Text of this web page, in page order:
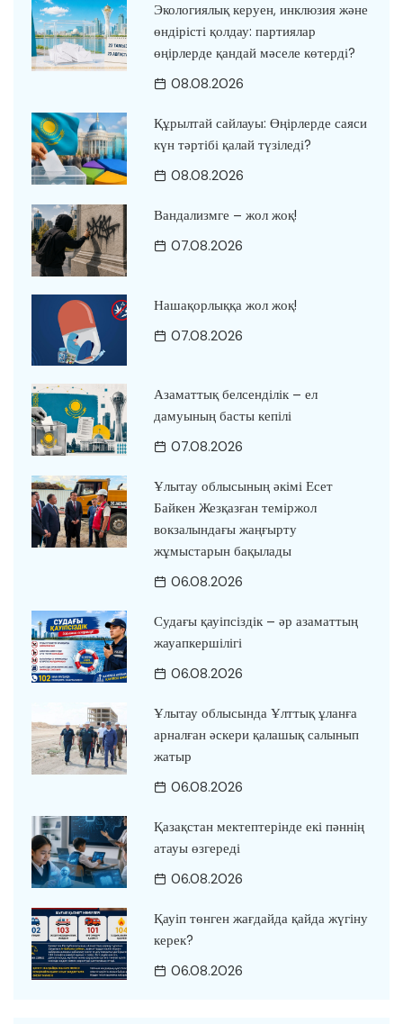
Экологиялық керуен, инклюзия және
өндірісті қолдау: партиялар
өңірлерде қандай мәселе көтерді?
08.08.2026
Құрылтай сайлауы: Өңірлерде саяси
күн тәртібі қалай түзіледі?
08.08.2026
Вандализмге – жол жоқ!
07.08.2026
Нашақорлыққа жол жоқ!
07.08.2026
Азаматтық белсенділік – ел
дамуының басты кепілі
07.08.2026
Ұлытау облысының әкімі Есет
Байкен Жезқазған теміржол
вокзалындағы жаңғырту
жұмыстарын бақылады
06.08.2026
Судағы қауіпсіздік – әр азаматтың
жауапкершілігі
06.08.2026
Ұлытау облысында Ұлттық ұланға
арналған әскери қалашық салынып
жатыр
06.08.2026
Қазақстан мектептерінде екі пәннің
атауы өзгереді
06.08.2026
Қауіп төнген жағдайда қайда жүгіну
керек?
06.08.2026